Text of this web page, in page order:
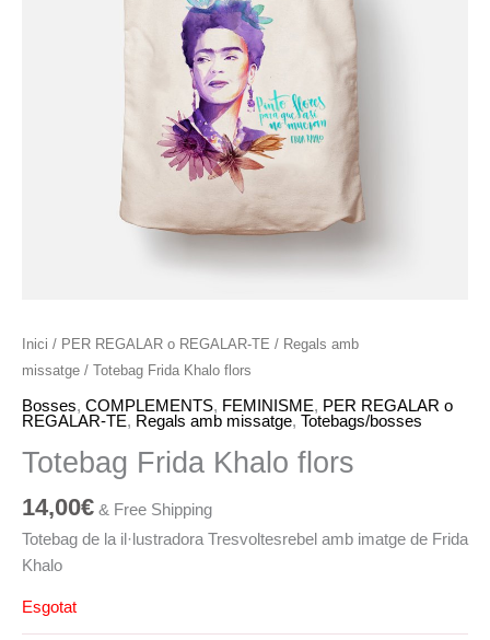
Inici / PER REGALAR o REGALAR-TE / Regals amb
missatge / Totebag Frida Khalo flors
Bosses, COMPLEMENTS, FEMINISME, PER REGALAR o
REGALAR-TE, Regals amb missatge, Totebags/bosses
Totebag Frida Khalo flors
14,00€ & Free Shipping
Totebag de la il·lustradora Tresvoltesrebel amb imatge de Frida
Khalo
Esgotat